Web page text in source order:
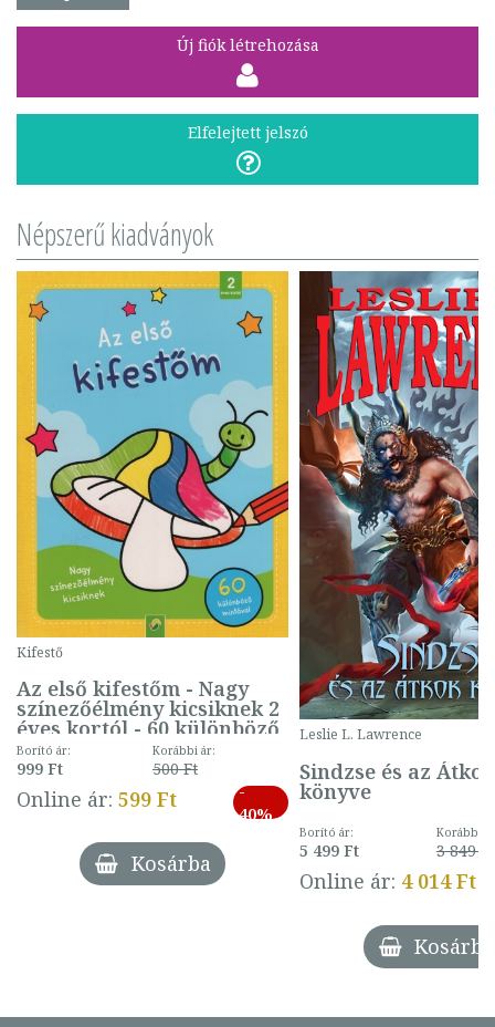
Új fiók létrehozása
Elfelejtett jelszó
Népszerű kiadványok
Kifestő
Az első kifestőm - Nagy
színezőélmény kicsiknek 2
éves kortól - 60 különböző
mintával (gombás)
Borító ár:
999 Ft
Korábbi ár:
500 Ft
Online ár: 599 Ft
-
40%
Kosárba
Leslie L. Lawrence
Sindzse és az Átkok
könyve
Borító ár:
5 499 Ft
Korábbi
3 849 Ft
Online ár: 4 014 Ft
Kosárba